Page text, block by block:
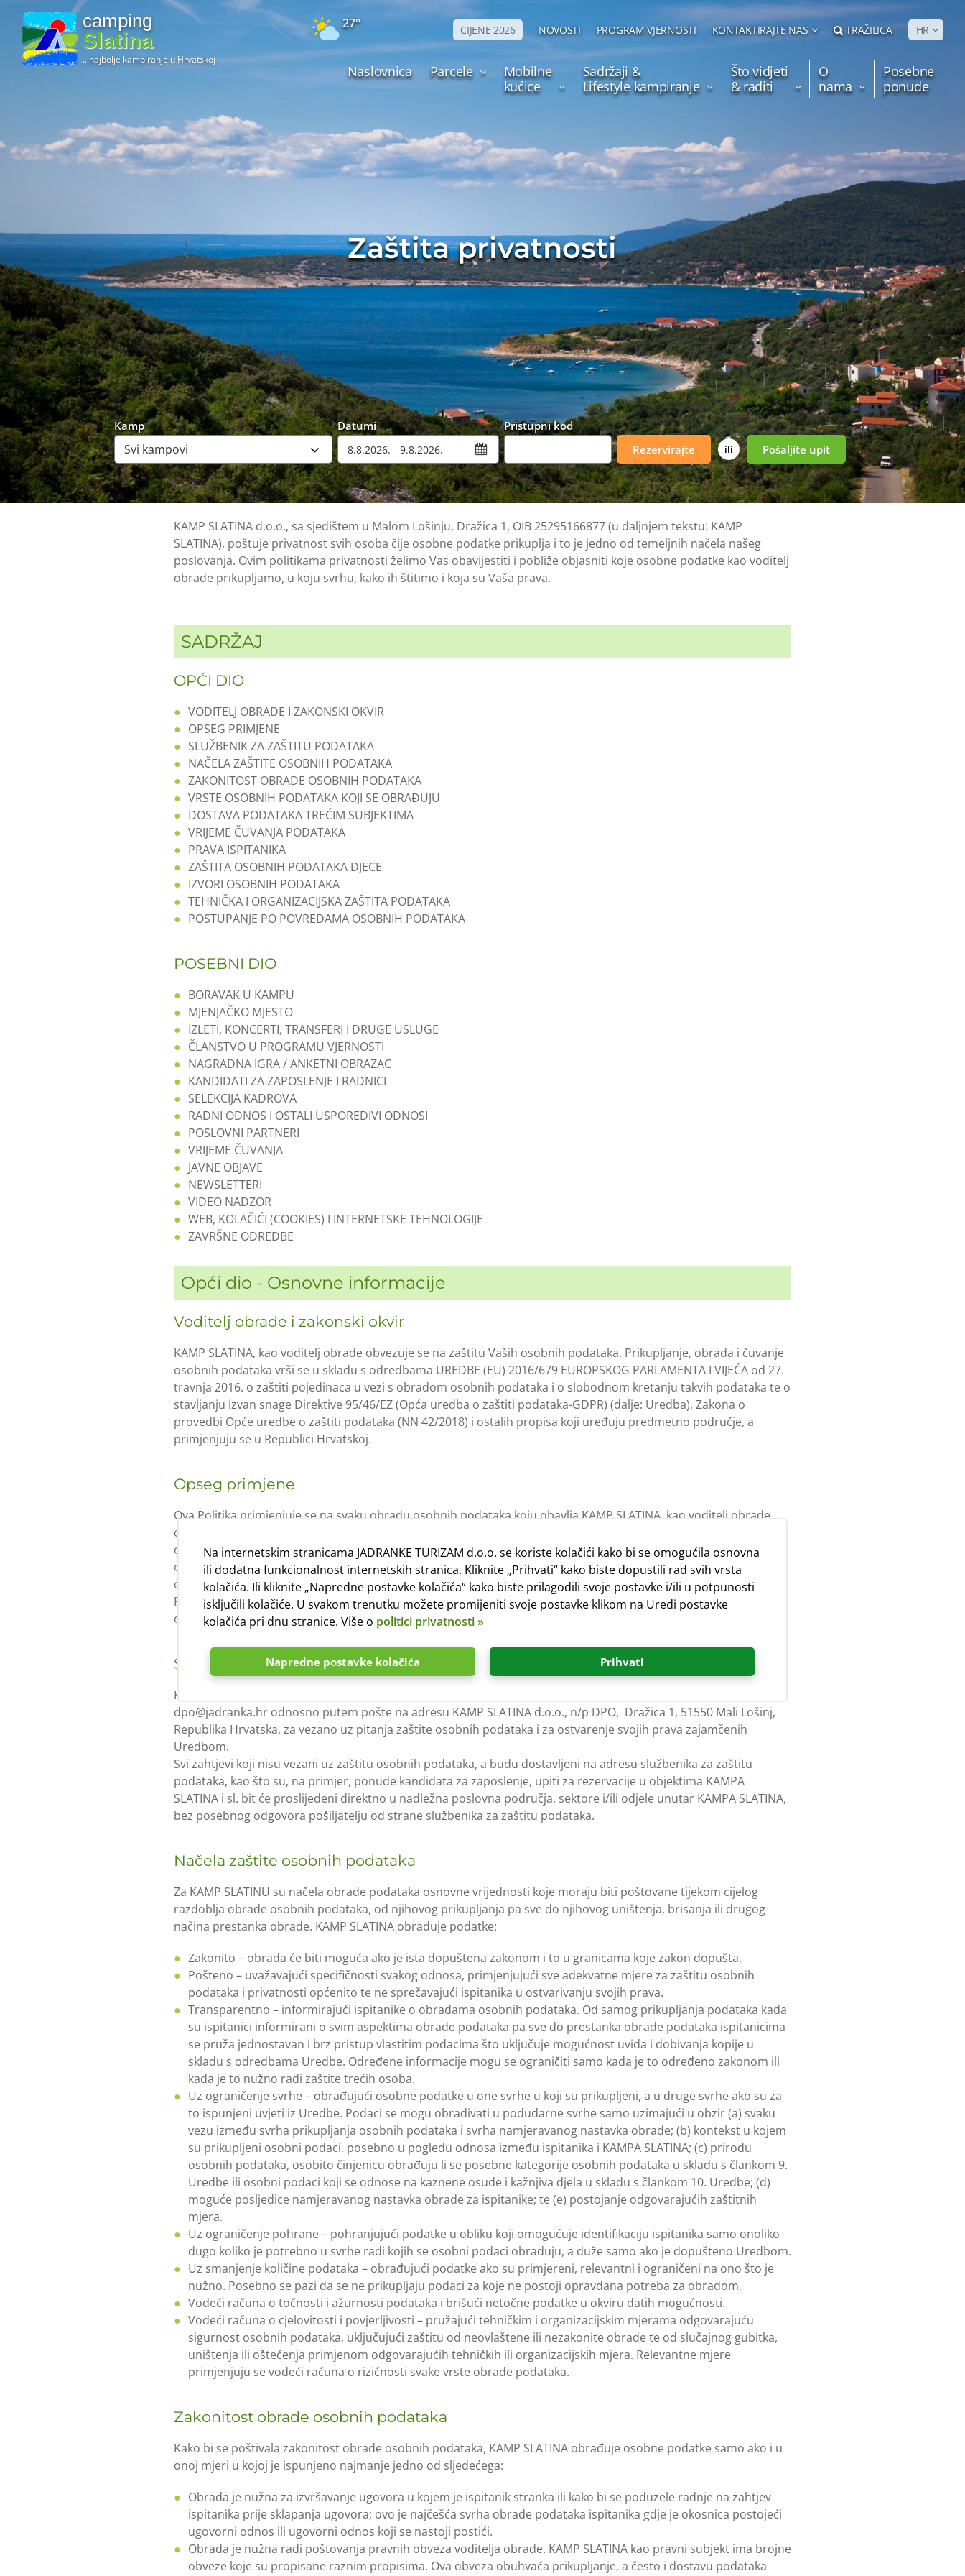
camping
Slatina
...najbolje kampiranje u Hrvatskoj
27° CIJENE 2026 NOVOSTI PROGRAM VJERNOSTI KONTAKTIRAJTE NAS TRAŽILICA HR
Naslovnica Parcele
Mobilne
kućice
Sadržaji &
Lifestyle kampiranje
Što vidjeti
& raditi
O
nama
Posebne
ponude
Kamp Datumi
Pristupni kod
Rezervirajte
ili Pošaljite upit
Zaštita privatnosti
KAMP SLATINA d.o.o., sa sjedištem u Malom Lošinju, Dražica 1, OIB 25295166877 (u daljnjem tekstu: KAMP
SLATINA), poštuje privatnost svih osoba čije osobne podatke prikuplja i to je jedno od temeljnih načela našeg
poslovanja. Ovim politikama privatnosti želimo Vas obavijestiti i pobliže objasniti koje osobne podatke kao voditelj
obrade prikupljamo, u koju svrhu, kako ih štitimo i koja su Vaša prava.
SADRŽAJ
OPĆI DIO
VODITELJ OBRADE I ZAKONSKI OKVIR
OPSEG PRIMJENE
SLUŽBENIK ZA ZAŠTITU PODATAKA
NAČELA ZAŠTITE OSOBNIH PODATAKA
ZAKONITOST OBRADE OSOBNIH PODATAKA
VRSTE OSOBNIH PODATAKA KOJI SE OBRAĐUJU
DOSTAVA PODATAKA TREĆIM SUBJEKTIMA
VRIJEME ČUVANJA PODATAKA
PRAVA ISPITANIKA
ZAŠTITA OSOBNIH PODATAKA DJECE
IZVORI OSOBNIH PODATAKA
TEHNIČKA I ORGANIZACIJSKA ZAŠTITA PODATAKA
POSTUPANJE PO POVREDAMA OSOBNIH PODATAKA
POSEBNI DIO
BORAVAK U KAMPU
MJENJAČKO MJESTO
IZLETI, KONCERTI, TRANSFERI I DRUGE USLUGE
ČLANSTVO U PROGRAMU VJERNOSTI
NAGRADNA IGRA / ANKETNI OBRAZAC
KANDIDATI ZA ZAPOSLENJE I RADNICI
SELEKCIJA KADROVA
RADNI ODNOS I OSTALI USPOREDIVI ODNOSI
POSLOVNI PARTNERI
VRIJEME ČUVANJA
JAVNE OBJAVE
NEWSLETTERI
VIDEO NADZOR
WEB, KOLAČIĆI (COOKIES) I INTERNETSKE TEHNOLOGIJE
ZAVRŠNE ODREDBE
Opći dio - Osnovne informacije
Voditelj obrade i zakonski okvir
KAMP SLATINA, kao voditelj obrade obvezuje se na zaštitu Vaših osobnih podataka. Prikupljanje, obrada i čuvanje
osobnih podataka vrši se u skladu s odredbama UREDBE (EU) 2016/679 EUROPSKOG PARLAMENTA I VIJEĆA od 27.
travnja 2016. o zaštiti pojedinaca u vezi s obradom osobnih podataka i o slobodnom kretanju takvih podataka te o
stavljanju izvan snage Direktive 95/46/EZ (Opća uredba o zaštiti podataka-GDPR) (dalje: Uredba), Zakona o
provedbi Opće uredbe o zaštiti podataka (NN 42/2018) i ostalih propisa koji uređuju predmetno područje, a
primjenjuju se u Republici Hrvatskoj.
Opseg primjene
Ova Politika primjenjuje se na svaku obradu osobnih podataka koju obavlja KAMP SLATINA kao voditelj obrade,
osim ako je drugom politikom ili drugim dokumentom KAMPA SLATINA drugačije propisano za neku pojedinu
obradu. U svakom slučaju osnovna načela obrade osobnih podataka, kontakt podaci službenika za zaštitu
osobnih podataka i ostale odredbe određene u Općem dijelu ove Politike primjenjuju se bez iznimke na svaku
obradu osobnih podataka bez obzira je li takva obrada posebno obrađena u Posebnom dijelu ove Politike ili ne. U
Posebnom dijelu Politika detaljnije su obrađeni posebni slučajevi obrade podataka koji predstavljaju glavninu svih
obrada koje obavlja KAMP SLATINA.
Službenik za zaštitu podataka
KAMP SLATINA je imenovala službenika za zaštitu podataka kojeg možete kontaktirati putem adrese:
dpo@jadranka.hr odnosno putem pošte na adresu KAMP SLATINA d.o.o., n/p DPO, Dražica 1, 51550 Mali Lošinj,
Republika Hrvatska, za vezano uz pitanja zaštite osobnih podataka i za ostvarenje svojih prava zajamčenih
Uredbom.
Svi zahtjevi koji nisu vezani uz zaštitu osobnih podataka, a budu dostavljeni na adresu službenika za zaštitu
podataka, kao što su, na primjer, ponude kandidata za zaposlenje, upiti za rezervacije u objektima KAMPA
SLATINA i sl. bit će proslijeđeni direktno u nadležna poslovna područja, sektore i/ili odjele unutar KAMPA SLATINA,
bez posebnog odgovora pošiljatelju od strane službenika za zaštitu podataka.
Načela zaštite osobnih podataka
Za KAMP SLATINU su načela obrade podataka osnovne vrijednosti koje moraju biti poštovane tijekom cijelog
razdoblja obrade osobnih podataka, od njihovog prikupljanja pa sve do njihovog uništenja, brisanja ili drugog
načina prestanka obrade. KAMP SLATINA obrađuje podatke:
Zakonito – obrada će biti moguća ako je ista dopuštena zakonom i to u granicama koje zakon dopušta.
Pošteno – uvažavajući specifičnosti svakog odnosa, primjenjujući sve adekvatne mjere za zaštitu osobnih
podataka i privatnosti općenito te ne sprečavajući ispitanika u ostvarivanju svojih prava.
Transparentno – informirajući ispitanike o obradama osobnih podataka. Od samog prikupljanja podataka kada
su ispitanici informirani o svim aspektima obrade podataka pa sve do prestanka obrade podataka ispitanicima
se pruža jednostavan i brz pristup vlastitim podacima što uključuje mogućnost uvida i dobivanja kopije u
skladu s odredbama Uredbe. Određene informacije mogu se ograničiti samo kada je to određeno zakonom ili
kada je to nužno radi zaštite trećih osoba.
Uz ograničenje svrhe – obrađujući osobne podatke u one svrhe u koji su prikupljeni, a u druge svrhe ako su za
to ispunjeni uvjeti iz Uredbe. Podaci se mogu obrađivati u podudarne svrhe samo uzimajući u obzir (a) svaku
vezu između svrha prikupljanja osobnih podataka i svrha namjeravanog nastavka obrade; (b) kontekst u kojem
su prikupljeni osobni podaci, posebno u pogledu odnosa između ispitanika i KAMPA SLATINA; (c) prirodu
osobnih podataka, osobito činjenicu obrađuju li se posebne kategorije osobnih podataka u skladu s člankom 9.
Uredbe ili osobni podaci koji se odnose na kaznene osude i kažnjiva djela u skladu s člankom 10. Uredbe; (d)
moguće posljedice namjeravanog nastavka obrade za ispitanike; te (e) postojanje odgovarajućih zaštitnih
mjera.
Uz ograničenje pohrane – pohranjujući podatke u obliku koji omogućuje identifikaciju ispitanika samo onoliko
dugo koliko je potrebno u svrhe radi kojih se osobni podaci obrađuju, a duže samo ako je dopušteno Uredbom.
Uz smanjenje količine podataka – obrađujući podatke ako su primjereni, relevantni i ograničeni na ono što je
nužno. Posebno se pazi da se ne prikupljaju podaci za koje ne postoji opravdana potreba za obradom.
Vodeći računa o točnosti i ažurnosti podataka i brišući netočne podatke u okviru datih mogućnosti.
Vodeći računa o cjelovitosti i povjerljivosti – pružajući tehničkim i organizacijskim mjerama odgovarajuću
sigurnost osobnih podataka, uključujući zaštitu od neovlaštene ili nezakonite obrade te od slučajnog gubitka,
uništenja ili oštećenja primjenom odgovarajućih tehničkih ili organizacijskih mjera. Relevantne mjere
primjenjuju se vodeći računa o rizičnosti svake vrste obrade podataka.
Zakonitost obrade osobnih podataka
Kako bi se poštivala zakonitost obrade osobnih podataka, KAMP SLATINA obrađuje osobne podatke samo ako i u
onoj mjeri u kojoj je ispunjeno najmanje jedno od sljedećega:
Obrada je nužna za izvršavanje ugovora u kojem je ispitanik stranka ili kako bi se poduzele radnje na zahtjev
ispitanika prije sklapanja ugovora; ovo je najčešća svrha obrade podataka ispitanika gdje je okosnica postojeći
ugovorni odnos ili ugovorni odnos koji se nastoji postići.
Obrada je nužna radi poštovanja pravnih obveza voditelja obrade. KAMP SLATINA kao pravni subjekt ima brojne
obveze koje su propisane raznim propisima. Ova obveza obuhvaća prikupljanje, a često i dostavu podataka
Na internetskim stranicama JADRANKE TURIZAM d.o.o. se koriste kolačići kako bi se omogućila osnovna
ili dodatna funkcionalnost internetskih stranica. Kliknite „Prihvati“ kako biste dopustili rad svih vrsta
kolačića. Ili kliknite „Napredne postavke kolačića“ kako biste prilagodili svoje postavke i/ili u potpunosti
isključili kolačiće. U svakom trenutku možete promijeniti svoje postavke klikom na Uredi postavke
kolačića pri dnu stranice. Više o politici privatnosti »
Napredne postavke kolačića Prihvati